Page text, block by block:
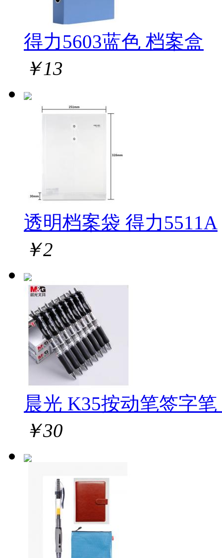
得力5603蓝色 档案盒
￥13
透明档案袋 得力5511A
￥2
晨光 K35按动笔签字
￥30